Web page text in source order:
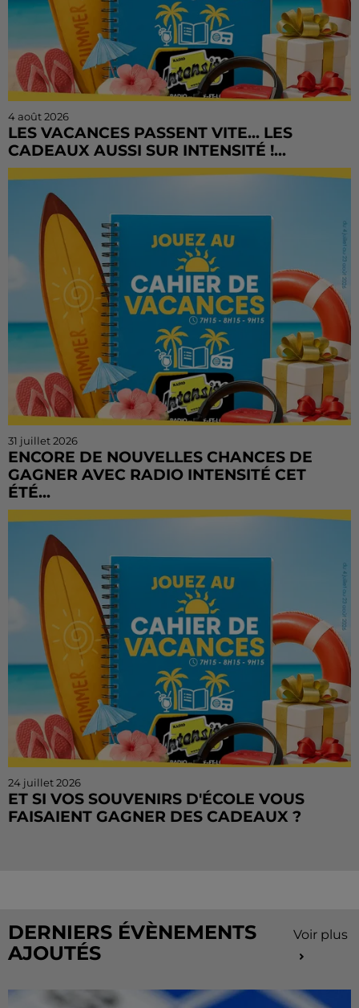
4 août 2026
LES VACANCES PASSENT VITE... LES
CADEAUX AUSSI SUR INTENSITÉ !...
L'été file à toute vitesse, mais il est encore temps de
sur Radio Intensité avec des centaines de...
31 juillet 2026
ENCORE DE NOUVELLES CHANCES DE
GAGNER AVEC RADIO INTENSITÉ CET
ÉTÉ...
Vous n'avez pas encore tenté votre chance ? Ou vous
Vacances continue sur Radio Intensité ! Chaque
matin, de...
24 juillet 2026
ET SI VOS SOUVENIRS D'ÉCOLE VOUS
FAISAIENT GAGNER DES CADEAUX ?
DERNIERS ÉVÈNEMENTS
AJOUTÉS
Voir plus